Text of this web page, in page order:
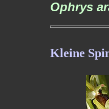
Ophrys
Kleine